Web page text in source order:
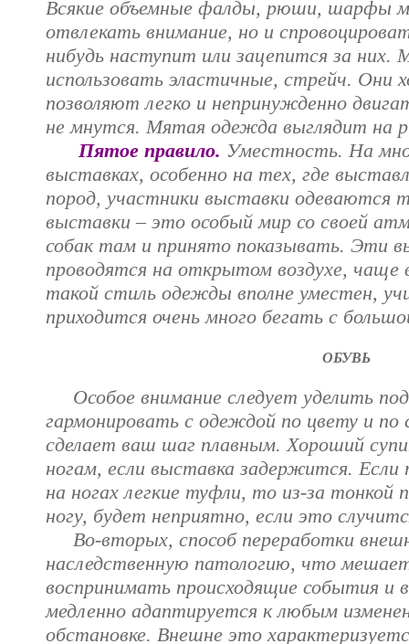
Всякие объемные фалды, рюши, шарфы
отвлекать внимание, но и
нибудь наступит или зацепится за
использовать эластичные, стрейч.
позволяют легко и непринужденно
не мнутся. Мятая одежда выглядит на
Пятое правило. Уместность. На
выставках, особенно на тех, где
пород, участники выставки одеваются
выставки – это особый мир со своей
собак там и принято показывать. Эти
проводятся на открытом воздухе, чаще
такой стиль одежды вполне уместен,
приходится очень много бегать с
ОБУВЬ
Особое внимание следует уделить
гармонировать с одеждой по цвету и
сделает ваш шаг плавным. Хороший
ногам, если выставка задержится. Если
на ногах легкие туфли, то из-за
ногу, будет неприятно, если это
Во-вторых, способ переработки
наследственную патологию, что
воспринимать происходящие события и
медленно адаптируется к любым
обстановке. Внешне это